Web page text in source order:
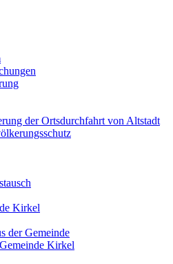
der Ortsdurchfahrt von Altstadt
Kirkel
der Gemeinde
Kirkel